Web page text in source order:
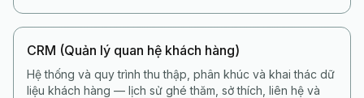
CRM (Quản lý quan hệ khách hàng)
Hệ thống và quy trình thu thập, phân khúc và khai thác dữ
liệu khách hàng — lịch sử ghé thăm, sở thích, liên hệ và